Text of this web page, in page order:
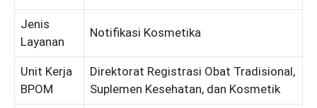
Jenis
Layanan
Notifikasi Kosmetika
Unit Kerja
BPOM
Direktorat Registrasi Obat Tradisional,
Suplemen Kesehatan, dan Kosmetik